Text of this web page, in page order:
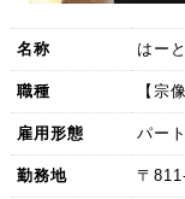
名称 はー
職種 【宗
雇用形態 パート
勤務地 〒